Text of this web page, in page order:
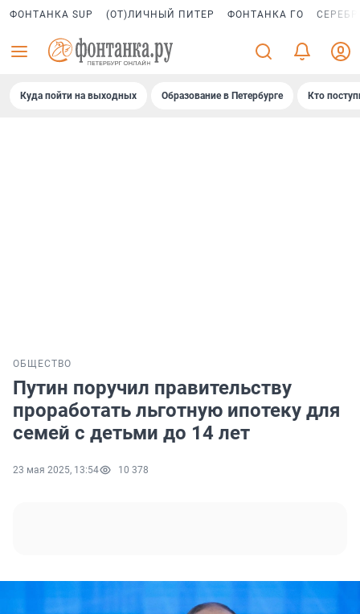
ФОНТАНКА SUP (ОТ)ЛИЧНЫЙ ПИТЕР ФОНТАНКА ГО
Куда пойти на выходных Образование в Петербурге Кто
ОБЩЕСТВО
Путин поручил правительству
проработать льготную ипотеку для
семей с детьми до 14 лет
23 мая 2025, 13:54 10 378